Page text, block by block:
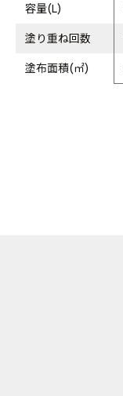
容量(L)
塗り重ね回数
塗布面積(㎡)